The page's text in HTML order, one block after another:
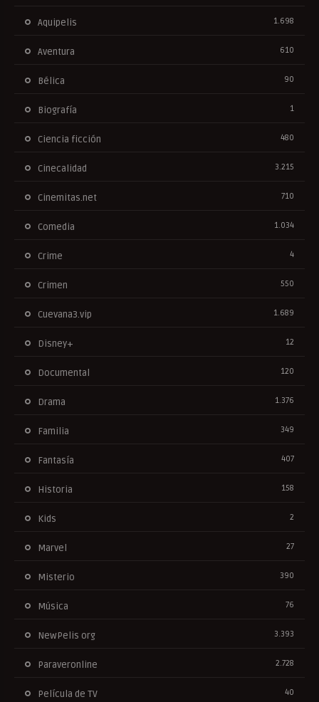
Aquipelis 1.698
Aventura 610
Bélica 90
Biografía 1
Ciencia ficción 480
Cinecalidad 3.215
Cinemitas.net 710
Comedia 1.034
Crime 4
Crimen 550
Cuevana3.vip 1.689
Disney+ 12
Documental 120
Drama 1.376
Familia 349
Fantasía 407
Historia 158
Kids 2
Marvel 27
Misterio 390
Música 76
NewPelis org 3.393
Paraveronline 2.728
Película de TV 40